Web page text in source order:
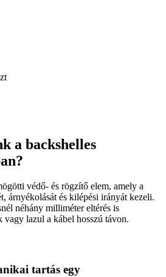
a backshelles
védő- és rögzítő elem, amely a
árnyékolását és kilépési irányát kezeli.
néhány milliméter eltérés is
lazul a kábel hosszú távon.
tartás egy